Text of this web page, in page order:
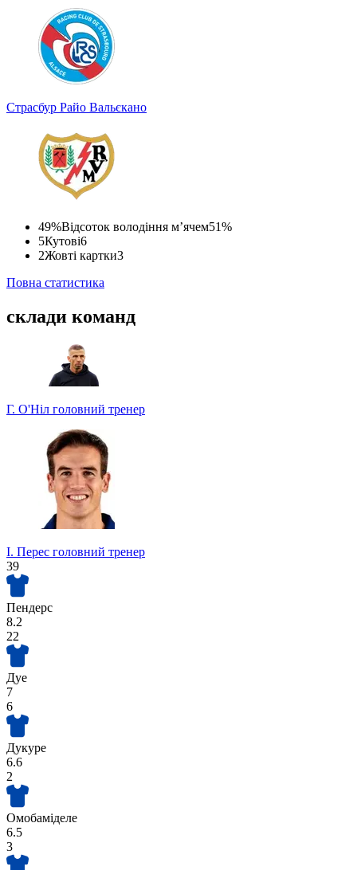
Страсбур Райо Вальєкано
49%Відсоток володіння м’ячем51%
5Кутові6
2Жовті картки3
Повна статистика
склади команд
Г. О'Ніл головний тренер
І. Перес головний тренер
39
Пендерс
8.2
22
Дуе
7
6
Дукуре
6.6
2
Омобаміделе
6.5
3